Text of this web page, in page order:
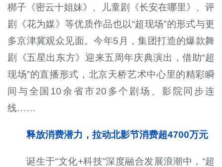
梆子《密云十姐妹》、儿童剧《长安在哪里》、评
剧《花为媒》等优质作品也以“超现场”的形式与更
多京津冀观众见面。今年5月，集团打造的爆款舞
剧《五星出东方》迎来五周年庆典演出，借助“超
现场”的直播形式，北京天桥艺术中心里的精彩瞬
间与全国10余省市20多个剧场、影院同步连
线……
释放消费潜力，拉动北影节消费超4700万元
诞生于“文化+科技”深度融合发展浪潮中，“超